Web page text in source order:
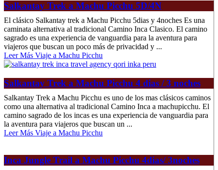
Salkantay Trek a Machu Picchu 5D/4N
El clásico Salkantay trek a Machu Picchu 5dias y 4noches Es una
caminata alternativa al tradicional Camino Inca Clasico. El camino
sagrado es una experiencia de vanguardia para la aventura para
viajeros que buscan un poco más de privacidad y ...
Leer Más Viaje a Machu Picchu
Salkantay Trek a Machu Picchu 4 dias / 3 noches
Salkantay Trek a Machu Picchu es uno de los mas clásicos caminos
como una alternativa al tradicional Camino Inca a machupicchu. El
camino sagrado de los incas es una experiencia de vanguardia para
la aventura para viajeros que buscan un ...
Leer Más Viaje a Machu Picchu
Inca Jungle Trail a Machu Picchu 4dias/ 3noches